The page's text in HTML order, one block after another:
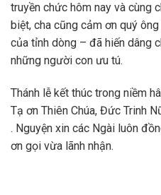
truyền chức hôm nay và cùng
biệt, cha cũng cảm ơn quý
của tỉnh dòng – đã hiến dâng
những người con ưu tú.
Thánh lễ kết thúc trong niềm
Tạ ơn Thiên Chúa, Đức Trinh
. Nguyện xin các Ngài luôn
ơn gọi vừa lãnh nhận.